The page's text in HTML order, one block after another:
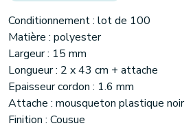
Conditionnement : lot de 100
Matière : polyester
Largeur : 15 mm
Longueur : 2 x 43 cm + attache
Epaisseur cordon : 1.6 mm
Attache : mousqueton plastique noir
Finition : Cousue